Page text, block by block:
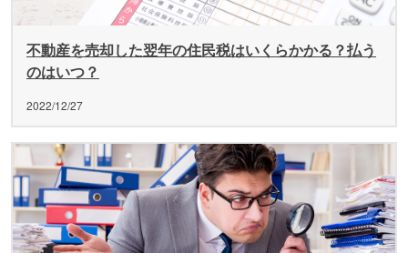
不動産を売却した翌年の住民税はいくらかかる？払う
のはいつ？
2022/12/27